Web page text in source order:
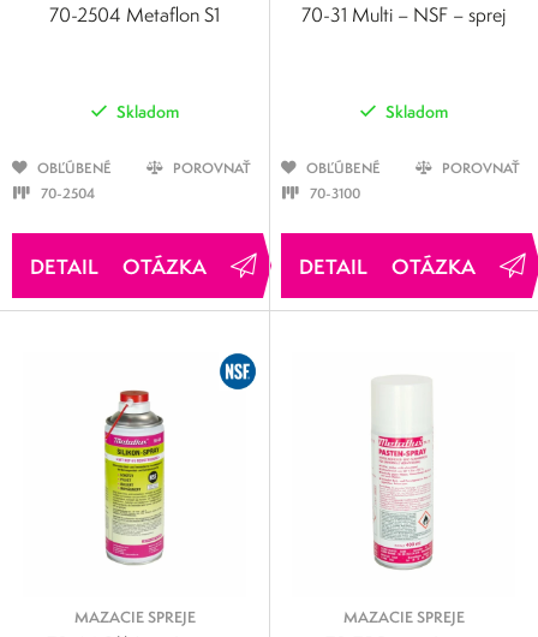
70-2504 Metaflon S1
Skladom
OBĽÚBENÉ
POROVNAŤ
70-2504
OTÁZKA
70-31 Multi – NSF – sprej
Skladom
OBĽÚBENÉ
POROVNAŤ
70-3100
OTÁZKA
MAZACIE SPREJE MAZACIE SPREJE